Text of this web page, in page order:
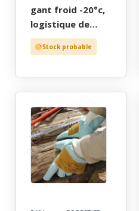
gant froid -20°c,
logistique de
precision,
hydrofuge tout
double molleton,
t7 a 11
Stock probable